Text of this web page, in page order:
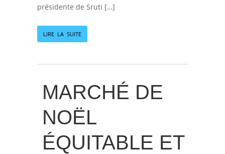
présidente de Sruti […]
LIRE LA SUITE
MARCHÉ DE
NOËL
ÉQUITABLE ET